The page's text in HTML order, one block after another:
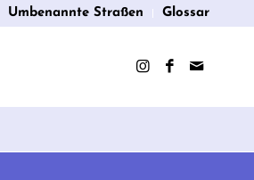
Umbenannte Straßen Glossar